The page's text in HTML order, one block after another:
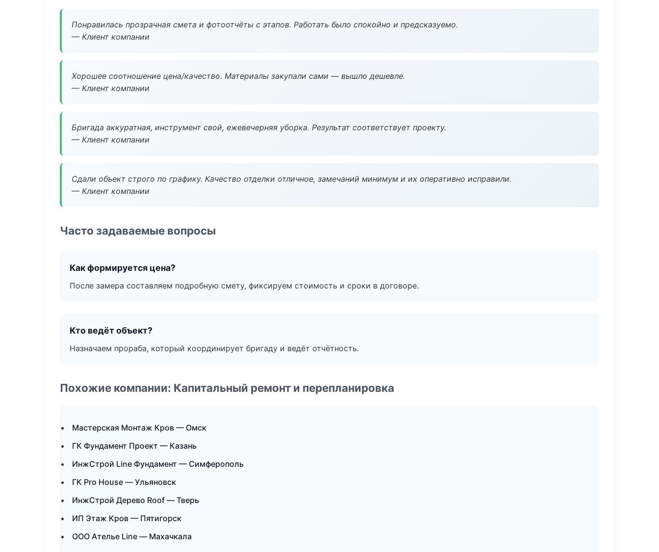
Понравилась прозрачная смета и фотоотчёты с этапов. Работать было спокойно и предсказуемо.
— Клиент компании
Хорошее соотношение цена/качество. Материалы закупали сами — вышло дешевле.
— Клиент компании
Бригада аккуратная, инструмент свой, ежевечерняя уборка. Результат соответствует проекту.
— Клиент компании
Сдали объект строго по графику. Качество отделки отличное, замечаний минимум и их оперативно исправили.
— Клиент компании
Часто задаваемые вопросы
Как формируется цена?
После замера составляем подробную смету, фиксируем стоимость и сроки в договоре.
Кто ведёт объект?
Назначаем прораба, который координирует бригаду и ведёт отчётность.
Похожие компании: Капитальный ремонт и перепланировка
Мастерская Монтаж Кров — Омск
ГК Фундамент Проект — Казань
ИнжСтрой Line Фундамент — Симферополь
ГК Pro House — Ульяновск
ИнжСтрой Дерево Roof — Тверь
ИП Этаж Кров — Пятигорск
ООО Ателье Line — Махачкала